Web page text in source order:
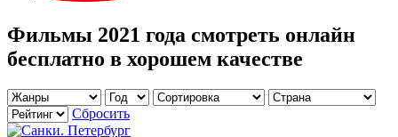
Фильмы 2021 года смотреть онлайн
бесплатно в хорошем качестве
Сбросить